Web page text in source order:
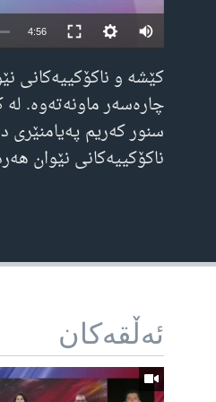
4:56
کێشە و ناکۆکییەکانی
چارەسەر ماونەتەوە.
سنور کەریم پەیامنێری
ناکۆکییەکانی نێوان
ئه‌ڵقه‌کان